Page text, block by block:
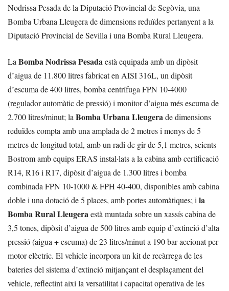
Nodrissa Pesada de la Diputació Provincial de Segòvia, una
Bomba Urbana Lleugera de dimensions reduïdes pertanyent a la
Diputació Provincial de Sevilla i una Bomba Rural Lleugera.
LaBomba Nodrissa Pesadaestà equipada amb un dipòsit
d’aigua de 11.800 litres fabricat en AISI 316L, un dipòsit
d’escuma de 400 litres, bomba centrífuga FPN 10-4000
(regulador automàtic de pressió) i monitor d’aigua més escuma de
2.700 litres/minut; laBomba Urbana Lleugerade dimensions
reduïdes compta amb una amplada de 2 metres i menys de 5
metres de longitud total, amb un radi de gir de 5,1 metres, seients
Bostrom amb equips ERAS instal·lats a la cabina amb certificació
R14, R16 i R17, dipòsit d’aigua de 1.300 litres i bomba
combinada FPN 10-1000 & FPH 40-400, disponibles amb cabina
doble i una dotació de 5 places, amb portes automàtiques; ila
Bomba Rural Lleugeraestà muntada sobre un xassís cabina de
3,5 tones, dipòsit d’aigua de 500 litres amb equip d’extinció d’alta
pressió (aigua + escuma) de 23 litres/minut a 190 bar accionat per
motor elèctric. El vehicle incorpora un kit de recàrrega de les
bateries del sistema d’extinció mitjançant el desplaçament del
vehicle, reflectint així la versatilitat i capacitat operativa de les